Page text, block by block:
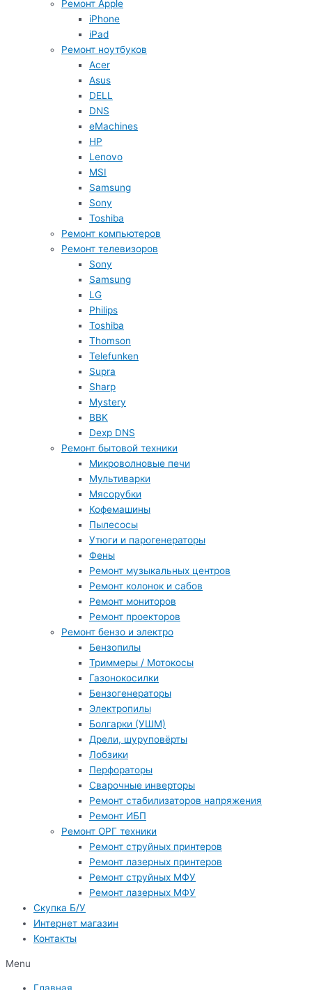
Ремонт Apple
iPhone
iPad
Ремонт ноутбуков
Acer
Asus
DELL
DNS
eMachines
HP
Lenovo
MSI
Samsung
Sony
Toshiba
Ремонт компьютеров
Ремонт телевизоров
Sony
Samsung
LG
Philips
Toshiba
Thomson
Telefunken
Supra
Sharp
Mystery
BBK
Dexp DNS
Ремонт бытовой техники
Микроволновые печи
Мультиварки
Мясорубки
Кофемашины
Пылесосы
Утюги и парогенераторы
Фены
Ремонт музыкальных центров
Ремонт колонок и сабов
Ремонт мониторов
Ремонт проекторов
Ремонт бензо и электро
Бензопилы
Триммеры / Мотокосы
Газонокосилки
Бензогенераторы
Электропилы
Болгарки (УШМ)
Дрели, шуруповёрты
Лобзики
Перфораторы
Сварочные инверторы
Ремонт стабилизаторов напряжения
Ремонт ИБП
Ремонт ОРГ техники
Ремонт струйных принтеров
Ремонт лазерных принтеров
Ремонт струйных МФУ
Ремонт лазерных МФУ
Скупка Б/У
Интернет магазин
Контакты
Menu